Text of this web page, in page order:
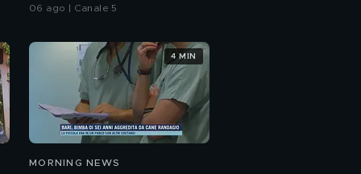
06 ago | Canale 5
MORNING NEWS
4 MIN